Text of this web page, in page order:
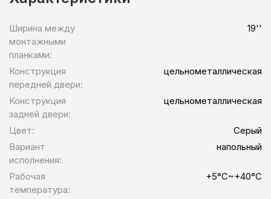
Ширина между
монтажными
планками:
19''
Конструкция
передней двери:
цельнометаллическая
Конструкция
задней двери:
цельнометаллическая
Цвет:
Серый
Вариант
исполнения:
напольный
Рабочая
температура:
+5°C~+40°C